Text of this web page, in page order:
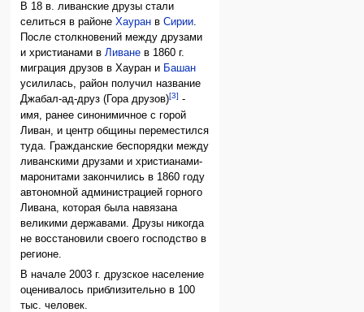
В 18 в. ливанские друзы стали
селиться в районеХауран вСирии.
После столкновений между друзами
и христианами вЛиване в 1860 г.
миграция друзов в Хауран и Башан
усилилась, район получил название
Джабал-ад-друз (Гора друзов)[3] -
имя, ранее синонимичное с горой
Ливан, и центр общины переместился
туда. Гражданские беспорядки между
ливанскими друзами и христианами-
маронитами закончились в 1860 году
автономной администрацией горного
Ливана, которая была навязана
великими державами. Друзы никогда
не восстановили своего господство в
регионе.
В начале 2003 г. друзское население
оценивалось приблизительно в 100
тыс. человек.